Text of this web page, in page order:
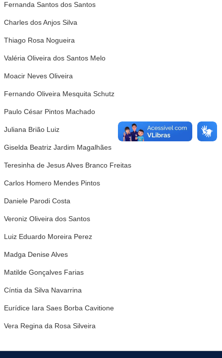
Fernanda Santos dos Santos
Charles dos Anjos Silva
Thiago Rosa Nogueira
Valéria Oliveira dos Santos Melo
Moacir Neves Oliveira
Fernando Oliveira Mesquita Schutz
Paulo César Pintos Machado
Juliana Brião Luiz
Giselda Beatriz Jardim Magalhães
Teresinha de Jesus Alves Branco Freitas
Carlos Homero Mendes Pintos
Daniele Parodi Costa
Veroniz Oliveira dos Santos
Luiz Eduardo Moreira Perez
Madga Denise Alves
Matilde Gonçalves Farias
Cíntia da Silva Navarrina
Eurídice Iara Saes Borba Cavitione
Vera Regina da Rosa Silveira